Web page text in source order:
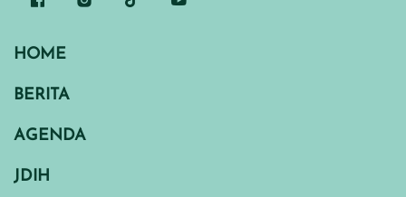
HOME
BERITA
AGENDA
JDIH